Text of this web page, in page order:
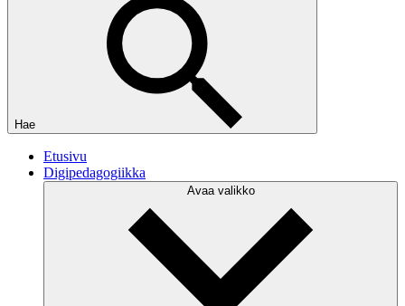
Hae
Etusivu
Digipedagogiikka
Avaa valikko